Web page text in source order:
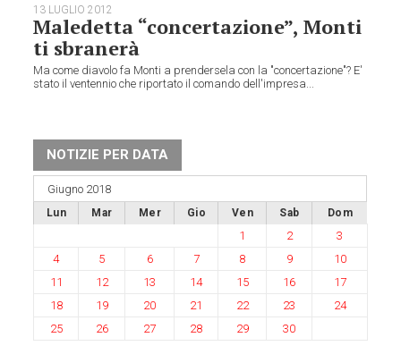
13 LUGLIO 2012
Maledetta “concertazione”, Monti
ti sbranerà
Ma come diavolo fa Monti a prendersela con la "concertazione"? E'
stato il ventennio che riportato il comando dell'impresa...
NOTIZIE PER DATA
Giugno 2018
Lun Mar Mer Gio Ven Sab Dom
1 2
3
4
5 6 7 8 9
10
11
12 13 14 15 16
17
18
19 20 21 22 23
24
25
26 27 28 29 30